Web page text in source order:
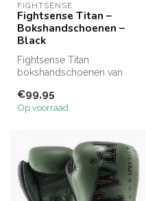
FIGHTSENSE
Fightsense Titan –
Bokshandschoenen –
Black
Fightsense Titan
bokshandschoenen van
drielaagse foamvulling ...
€99,95
Op voorraad